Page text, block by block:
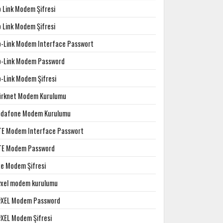
Link Modem Şifresi
Link Modem Şifresi
Link Modem Interface Passwort
Link Modem Password
Link Modem Şifresi
Modem Kurulumu
Modem Kurulumu
Modem Interface Passwort
Modem Password
Modem Şifresi
modem kurulumu
Modem Password
Modem Şifresi